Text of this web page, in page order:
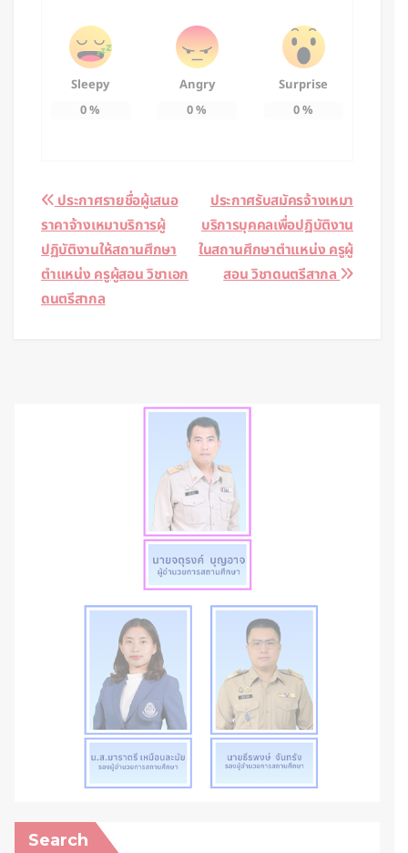
Sleepy
0%
Angry
0%
Surprise
0%
Post
navigation
ประกาศรับสมัครจ้างเหมา
บริการบุคคลเพื่อปฏิบัติงาน
ในสถานศึกษาตำแหน่ง ครูผู้
สอน วิชาดนตรีสากล
ประกาศรายชื่อผู้เสนอ
ราคาจ้างเหมาบริการผู้
ปฏิบัติงานให้สถานศึกษา
ตำแหน่ง ครูผู้สอน วิชาเอก
ดนตรีสากล
Search